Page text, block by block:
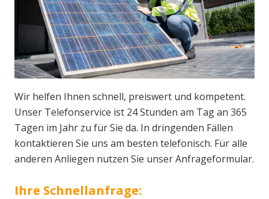
Wir helfen Ihnen schnell, preiswert und kompetent.
Unser Telefonservice ist 24 Stunden am Tag an 365
Tagen im Jahr zu für Sie da. In dringenden Fällen
kontaktieren Sie uns am besten telefonisch. Für alle
anderen Anliegen nutzen Sie unser Anfrageformular.
Ihre Schnellanfrage: